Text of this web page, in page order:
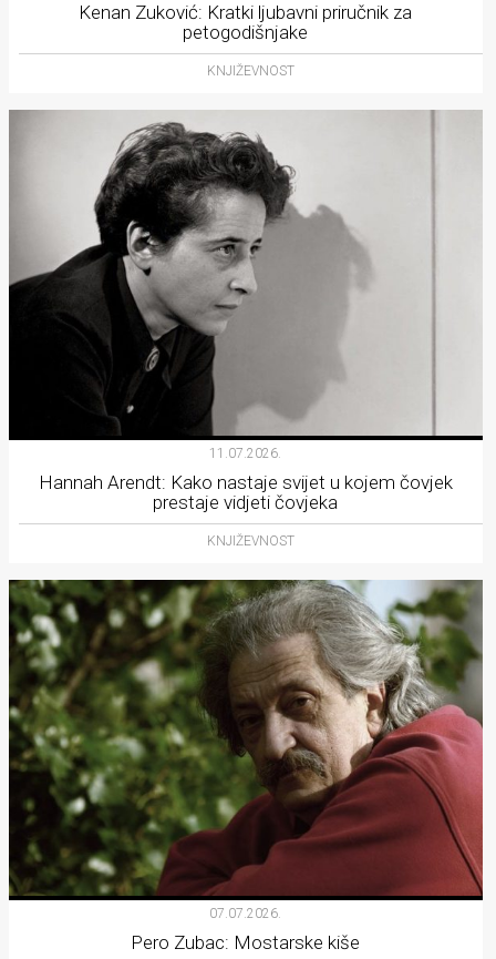
Kenan Zuković: Kratki ljubavni priručnik za
petogodišnjake
KNJIŽEVNOST
11.07.2026.
Hannah Arendt: Kako nastaje svijet u kojem čovjek
prestaje vidjeti čovjeka
KNJIŽEVNOST
07.07.2026.
Pero Zubac: Mostarske kiše